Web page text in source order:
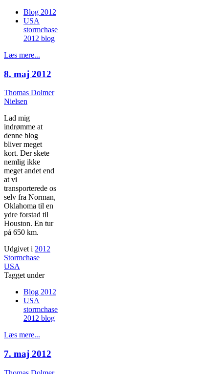
Blog 2012
USA
stormchase
2012 blog
Læs mere...
8. maj 2012
Thomas Dolmer
Nielsen
Lad mig
indrømme at
denne blog
bliver meget
kort. Der skete
nemlig ikke
meget andet end
at vi
transporterede os
selv fra Norman,
Oklahoma til en
ydre forstad til
Houston. En tur
på 650 km.
Udgivet i 2012
Stormchase
USA
Tagget under
Blog 2012
USA
stormchase
2012 blog
Læs mere...
7. maj 2012